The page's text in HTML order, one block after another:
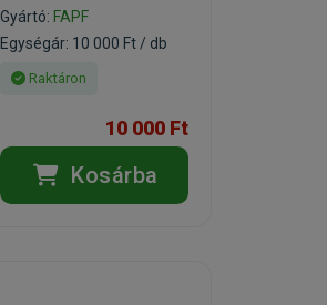
Gyártó: FAPF
Egységár: 10 000 Ft / db
Raktáron
10 000 Ft
Kosárba